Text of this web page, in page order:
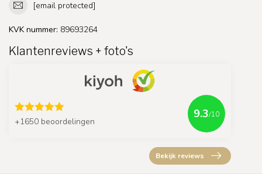
[email protected]
KVK nummer: 89693264
Klantenreviews + foto's
+1650 beoordelingen
9.3/10
Bekijk reviews